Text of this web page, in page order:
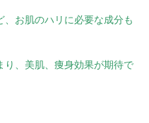
お肌のハリに必要な成分も
り、美肌、痩身効果が期待で